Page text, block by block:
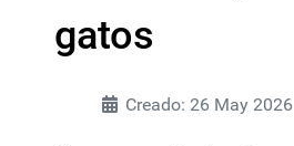
gatos
Creado: 26 May 2026